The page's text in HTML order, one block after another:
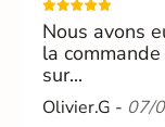
Nous avons
la
sur...
Olivier.G - 07/